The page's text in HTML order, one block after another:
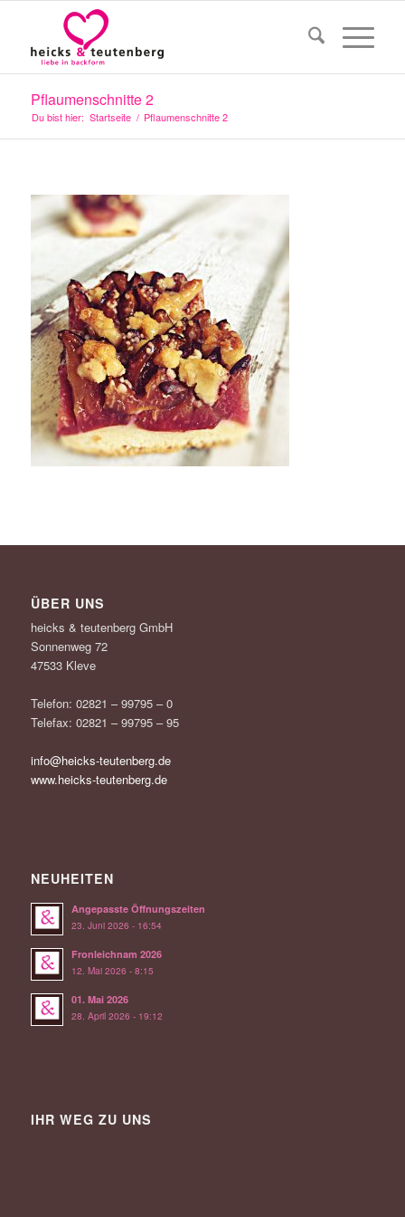
Pflaumenschnitte 2
Du bist hier: Startseite / Pflaumenschnitte 2
ÜBER UNS
heicks & teutenberg GmbH
Sonnenweg 72
47533 Kleve
Telefon: 02821 – 99795 – 0
Telefax: 02821 – 99795 – 95
info@heicks-teutenberg.de
www.heicks-teutenberg.de
NEUHEITEN
Angepasste Öffnungszeiten
23. Juni 2026 - 16:54
Fronleichnam 2026
12. Mai 2026 - 8:15
01. Mai 2026
28. April 2026 - 19:12
IHR WEG ZU UNS